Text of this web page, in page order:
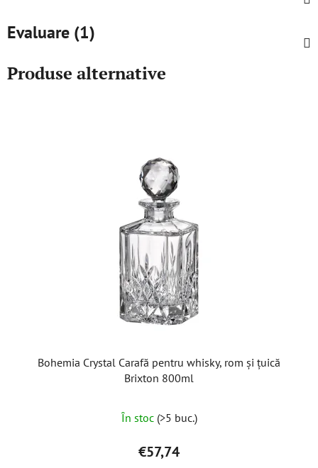
Evaluare (1)
Produse alternative
Bohemia Crystal Carafă pentru whisky, rom și țuică
Brixton 800ml
medie
a
produsului
În stoc (>5 buc.)
€57,74